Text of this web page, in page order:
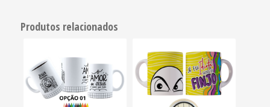
Produtos relacionados